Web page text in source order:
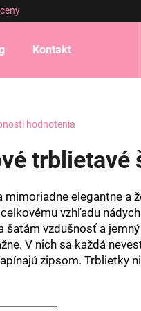
Kontakt
hodnotenia
trblietavé
elegantne a
vzhľadu
šatám vzdušnosť a
V nich sa každá
zipsom. Trblietky